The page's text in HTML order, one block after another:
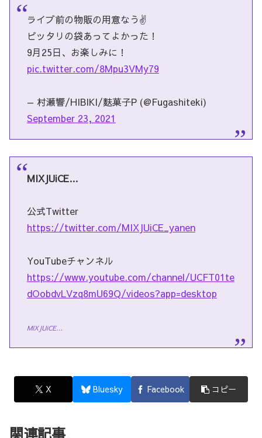
ライブ前の物販の用意なう✌️
ピッタリの袋あってよかった！
9月25日、お楽しみに！
pic.twitter.com/8Mpu3VMy79
— 村瀬響/HIBIKI/麩菓子P (@Fugashiteki)
September 23, 2021
MIXJUiCE…
公式Twitter
https://twitter.com/MIXJUiCE_yanen
YouTubeチャンネル
https://www.youtube.com/channel/UCFT01te
dOobdvLVzq8mU69Q/videos?app=desktop
MIXJUiCE…
X Bluesky Facebook コピー
関連記事